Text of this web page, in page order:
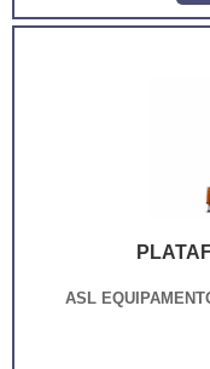
3 cilindros,
ASL